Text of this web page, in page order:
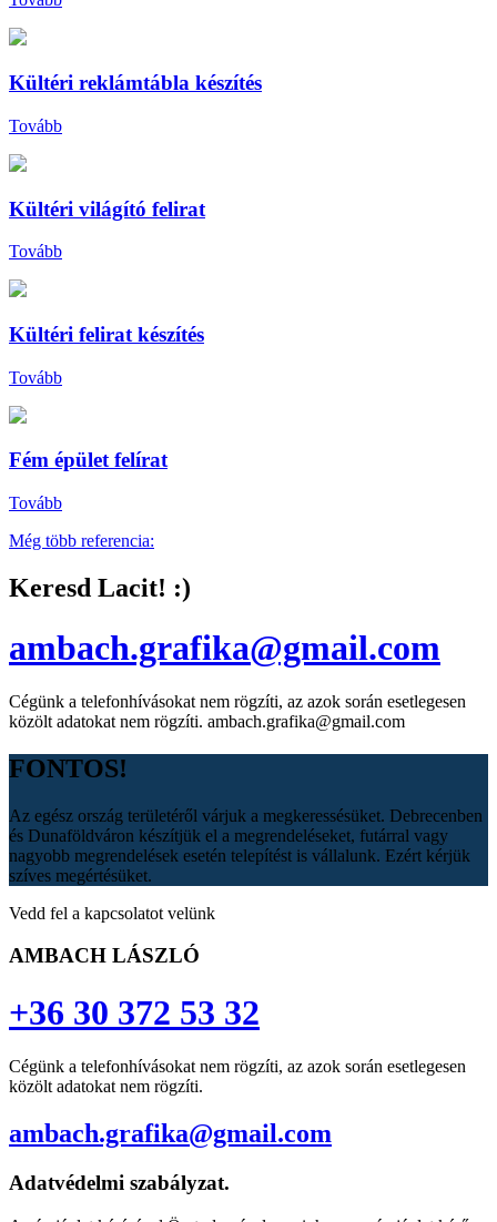
Kültéri reklámtábla készítés
Tovább
Kültéri világító felirat
Tovább
Kültéri felirat készítés
Tovább
Fém épület felírat
Tovább
Még több referencia:
Keresd Lacit! :)
ambach.grafika@gmail.com
Cégünk a telefonhívásokat nem rögzíti, az azok során esetlegesen
közölt adatokat nem rögzíti. ambach.grafika@gmail.com
FONTOS!
Az egész ország területéről várjuk a megkeressésüket. Debrecenben
és Dunaföldváron készítjük el a megrendeléseket, futárral vagy
nagyobb megrendelések esetén telepítést is vállalunk. Ezért kérjük
szíves megértésüket.
Vedd fel a kapcsolatot velünk
AMBACH LÁSZLÓ
+36 30 372 53 32
Cégünk a telefonhívásokat nem rögzíti, az azok során esetlegesen
közölt adatokat nem rögzíti.
ambach.grafika@gmail.com
Adatvédelmi szabályzat.